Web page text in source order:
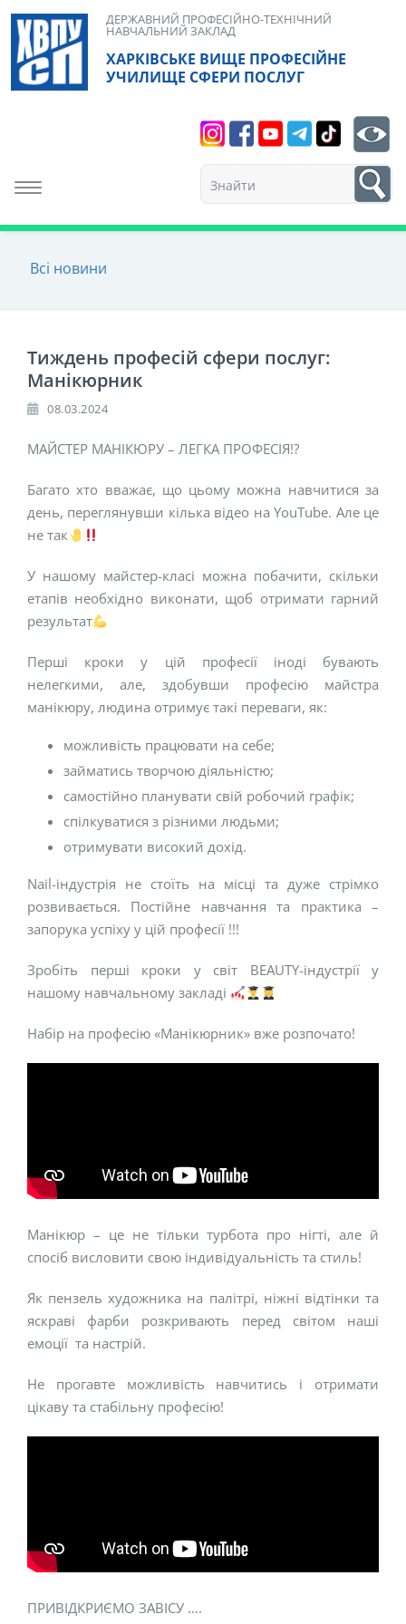
Skip
content
ХАРКІВСЬКЕ ВИЩЕ ПРОФЕСІЙНЕ
УЧИЛИЩЕ СФЕРИ ПОСЛУГ
ДЕРЖАВНИЙ ПРОФЕСІЙНО-ТЕХНІЧНИЙ
НАВЧАЛЬНИЙ ЗАКЛАД
Toggle navigation
1
Всі новини
Тиждень професій сфери послуг:
Манікюрник
08.03.2024
МАЙСТЕР МАНІКЮРУ – ЛЕГКА ПРОФЕСІЯ!?
Багато хто вважає, що цьому можна навчитися за
день, переглянувши кілька відео на YouTube. Але це
не так
У нашому майстер-класі можна побачити, скільки
етапів необхідно виконати, щоб отримати гарний
результат
Перші кроки у цій професії іноді бувають
нелегкими, але, здобувши професію майстра
манікюру, людина отримує такі переваги, як:
можливість працювати на себе;
займатись творчою діяльністю;
самостійно планувати свій робочий графік;
спілкуватися з різними людьми;
отримувати високий дохід.
Nail-індустрія не стоїть на місці та дуже стрімко
розвивається. Постійне навчання та практика –
запорука успіху у цій професії !!!
Зробіть перші кроки у світ BEAUTY-індустрії у
нашому навчальному закладі
Набір на професію «Манікюрник» вже розпочато!
Манікюр – це не тільки турбота про нігті, але й
спосіб висловити свою індивідуальність та стиль!
Як пензель художника на палітрі, ніжні відтінки та
яскраві фарби розкривають перед світом наші
емоції та настрій.
Не прогавте можливість навчитись і отримати
цікаву та стабільну професію!
ПРИВІДКРИЄМО ЗАВІСУ ….